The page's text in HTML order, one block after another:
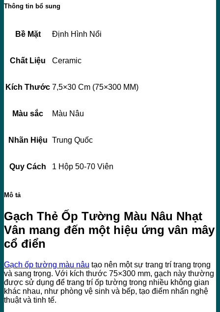
Thông tin bổ sung
Bề Mặt Định Hình Nổi
Chất Liệu Ceramic
Kích Thước 7,5×30 Cm (75×300 MM)
Màu sắc Màu Nâu
Nhãn Hiệu Trung Quốc
Quy Cách 1 Hộp 50-70 Viên
Mô tả
Gạch Thẻ Ốp Tường Màu Nâu Nhạt
Vân mang đến một hiệu ứng vân mây
cổ điển
Gạch ốp tường màu nâu tạo nên một sự trang trí trang trọng
và sang trọng. Với kích thước 75×300 mm, gạch này thường
được sử dụng để trang trí ốp tường trong nhiều không gian
khác nhau, như phòng vệ sinh và bếp, tạo điểm nhấn nghệ
thuật và tinh tế.